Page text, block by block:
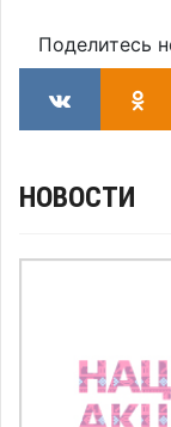
Поделитесь
НОВОСТИ